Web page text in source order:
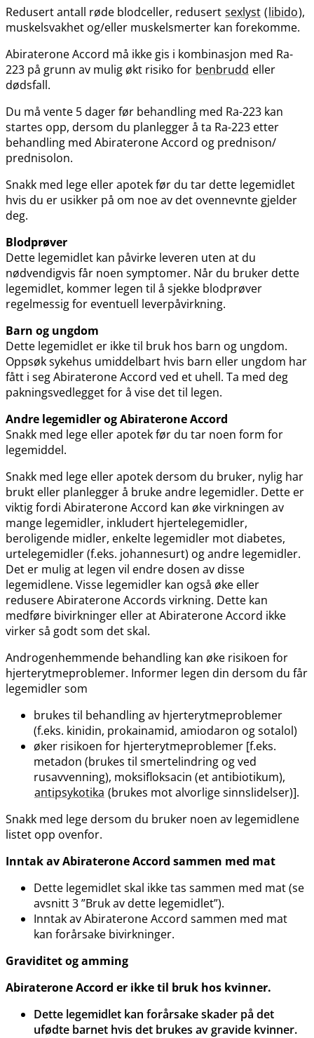
Redusert antall røde blodceller, redusert sexlyst (libido),
muskelsvakhet og​/​eller muskelsmerter kan forekomme.
Abiraterone Accord må ikke gis i kombinasjon med Ra-
223 på grunn av mulig økt risiko for benbrudd eller
dødsfall.
Du må vente 5 dager før behandling med Ra-223 kan
startes opp, dersom du planlegger å ta Ra-223 etter
behandling med Abiraterone Accord og prednison​/​
prednisolon.
Snakk med lege eller apotek før du tar dette legemidlet
hvis du er usikker på om noe av det ovennevnte gjelder
deg.
Blodprøver
Dette legemidlet kan påvirke leveren uten at du
nødvendigvis får noen symptomer. Når du bruker dette
legemidlet, kommer legen til å sjekke blodprøver
regelmessig for eventuell leverpåvirkning.
Barn og ungdom
Dette legemidlet er ikke til bruk hos barn og ungdom.
Oppsøk sykehus umiddelbart hvis barn eller ungdom har
fått i seg Abiraterone Accord ved et uhell. Ta med deg
pakningsvedlegget for å vise det til legen.
Andre legemidler og Abiraterone Accord
Snakk med lege eller apotek før du tar noen form for
legemiddel.
Snakk med lege eller apotek dersom du bruker, nylig har
brukt eller planlegger å bruke andre legemidler. Dette er
viktig fordi Abiraterone Accord kan øke virkningen av
mange legemidler, inkludert hjertelegemidler,
beroligende midler, enkelte legemidler mot diabetes,
urtelegemidler (f.eks. johannesurt) og andre legemidler.
Det er mulig at legen vil endre dosen av disse
legemidlene. Visse legemidler kan også øke eller
redusere Abiraterone Accords virkning. Dette kan
medføre bivirkninger eller at Abiraterone Accord ikke
virker så godt som det skal.
Androgenhemmende behandling kan øke risikoen for
hjerterytmeproblemer. Informer legen din dersom du får
legemidler som
brukes til behandling av hjerterytmeproblemer
(f.eks. kinidin, prokainamid, amiodaron og sotalol)
øker risikoen for hjerterytmeproblemer [f.eks.
metadon (brukes til smertelindring og ved
rusavvenning), moksifloksacin (et antibiotikum),
antipsykotika (brukes mot alvorlige sinnslidelser)].
Snakk med lege dersom du bruker noen av legemidlene
listet opp ovenfor.
Inntak av Abiraterone Accord sammen med mat
Dette legemidlet skal ikke tas sammen med mat (se
avsnitt 3 ”Bruk av dette legemidlet”).
Inntak av Abiraterone Accord sammen med mat
kan forårsake bivirkninger.
Graviditet og amming
Abiraterone Accord er ikke til bruk hos kvinner.
Dette legemidlet kan forårsake skader på det
ufødte barnet hvis det brukes av gravide kvinner.